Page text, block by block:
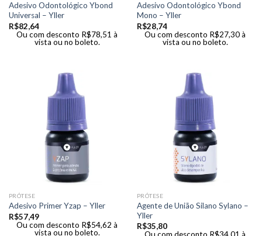
Adesivo Odontológico Ybond
Universal – Yller
R$82,64
Ou com desconto R$78,51 à
vista ou no boleto.
Adesivo Odontológico Ybond
Mono – Yller
R$28,74
Ou com desconto R$27,30à
vista ou no boleto.
PRÓTESE
Adesivo Primer Yzap – Yller
R$57,49
Ou com desconto R$54,62 à
vista ou no boleto.
PRÓTESE
Agente de União Silano Sylano –
Yller
R$35,80